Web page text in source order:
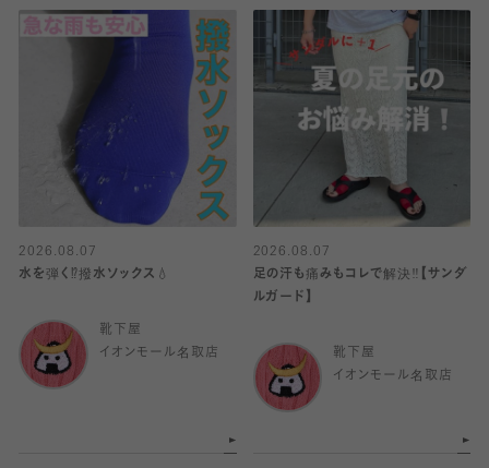
2026.08.07
水を弾く⁉️撥水ソックス💧
靴下屋
イオンモール名取店
2026.08.07
足の汗も痛みもコレで解決‼️【サンダ
ルガード】
靴下屋
イオンモール名取店